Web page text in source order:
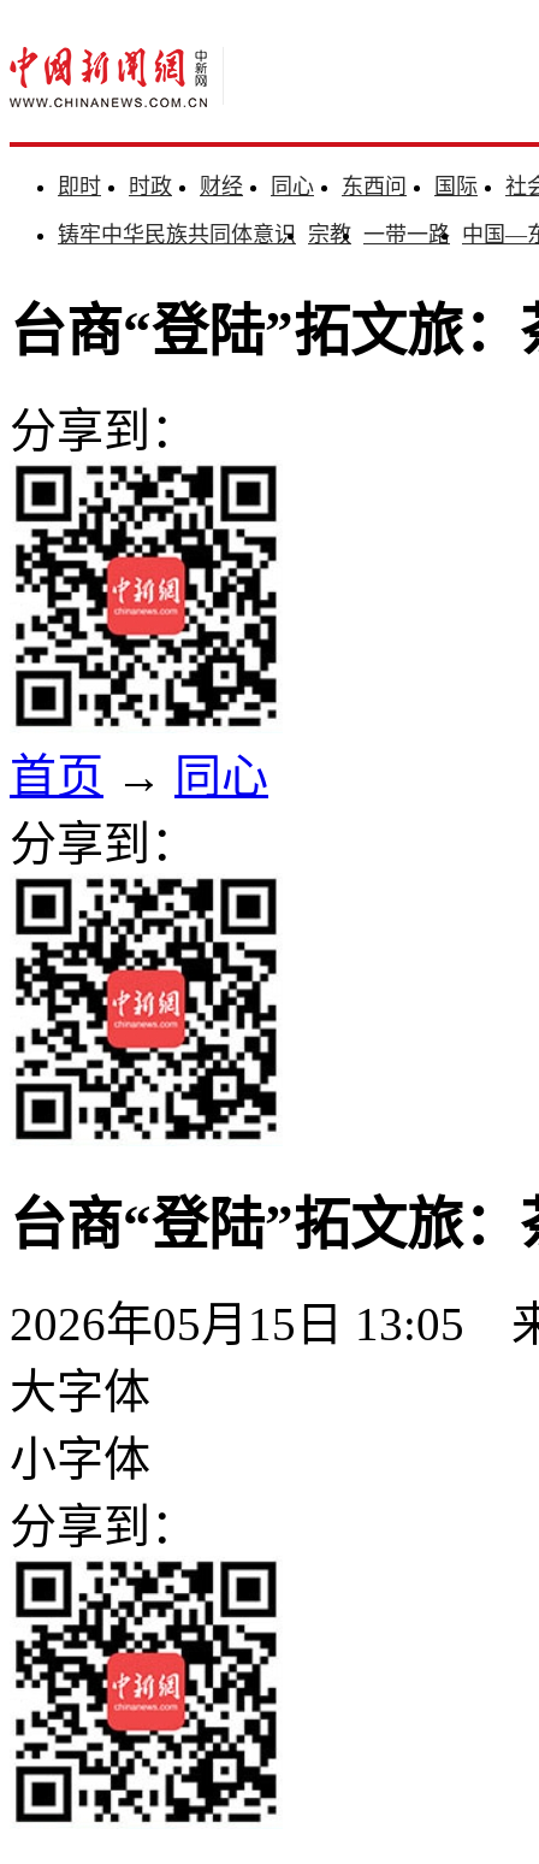
即时 时政 财经 同心 东西问 国际
社
铸牢中华民族共同体意识 宗教 一带一路 中国—
台商“登陆”拓文旅
分享到：
首页 → 同心
分享到：
台商“登陆”拓文旅
2026年05月15日 13:05
大字体
小字体
分享到：